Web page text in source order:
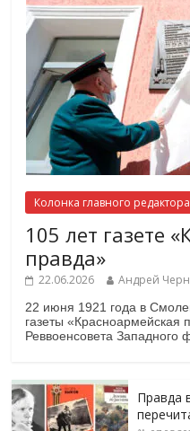
Колонка главного редактора
105 лет газете
правда»
22.06.2026 Андрей
22 июня 1921 года в
газеты «Красноармейская
Реввоенсовета Западного
Правда